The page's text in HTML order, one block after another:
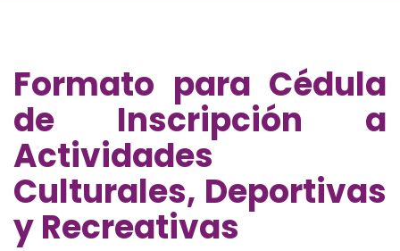
Formato para Cédula
de Inscripción a
Actividades
Culturales, Deportivas
y Recreativas